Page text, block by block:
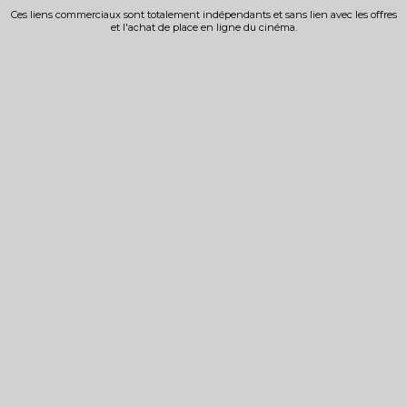
Ces liens commerciaux sont totalement indépendants et sans lien avec les offres
et l'achat de place en ligne du cinéma.